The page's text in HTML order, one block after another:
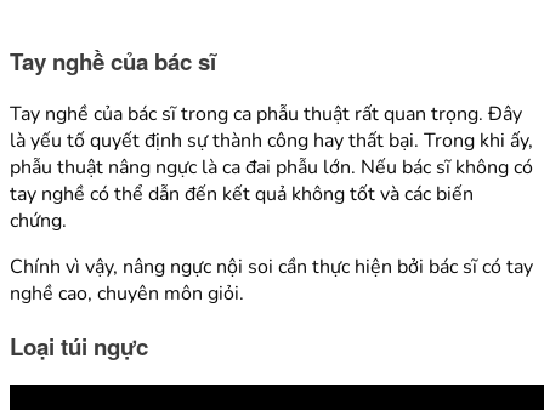
Tay nghề của bác sĩ
Tay nghề của bác sĩ trong ca phẫu thuật rất quan trọng. Đây
là yếu tố quyết định sự thành công hay thất bại. Trong khi ấy,
phẫu thuật nâng ngực là ca đai phẫu lớn. Nếu bác sĩ không có
tay nghề có thể dẫn đến kết quả không tốt và các biến
chứng.
Chính vì vậy, nâng ngực nội soi cần thực hiện bởi bác sĩ có tay
nghề cao, chuyên môn giỏi.
Loại túi ngực